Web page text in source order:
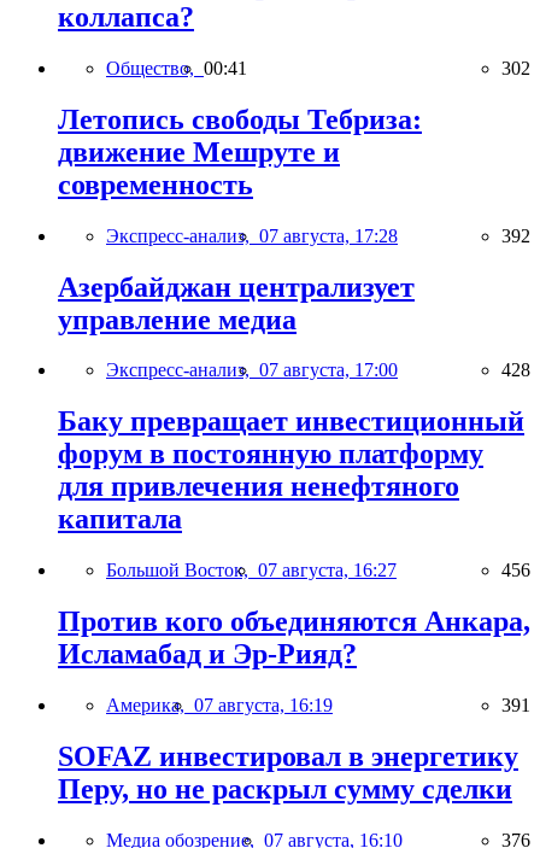
коллапса?
Общество, 00:41 302
Летопись свободы Тебриза:
движение Мешруте и
современность
Экспресс-анализ, 07 августа, 17:28 392
Азербайджан централизует
управление медиа
Экспресс-анализ, 07 августа, 17:00 428
Баку превращает инвестиционный
форум в постоянную платформу
для привлечения ненефтяного
капитала
Большой Восток, 07 августа, 16:27 456
Против кого объединяются Анкара,
Исламабад и Эр-Рияд?
Америка, 07 августа, 16:19 391
SOFAZ инвестировал в энергетику
Перу, но не раскрыл сумму сделки
Медиа обозрение, 07 августа, 16:10 376